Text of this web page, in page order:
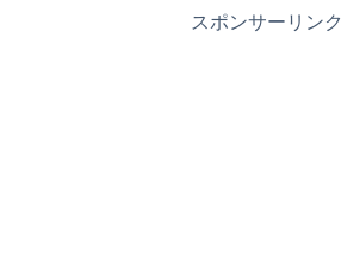
スポンサーリンク